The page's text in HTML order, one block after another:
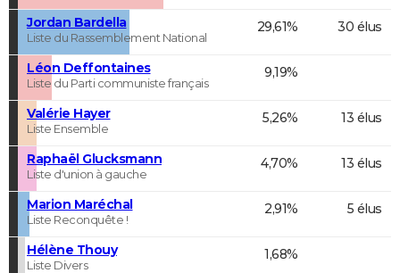
Jordan Bardella
Liste du Rassemblement National
29,61% 30 élus
Léon Deffontaines
Liste du Parti communiste français
9,19%
Valérie Hayer
Liste Ensemble
5,26% 13 élus
Raphaël Glucksmann
Liste d'union à gauche
4,70% 13 élus
Marion Maréchal
Liste Reconquête !
2,91% 5 élus
Hélène Thouy
Liste Divers
1,68%